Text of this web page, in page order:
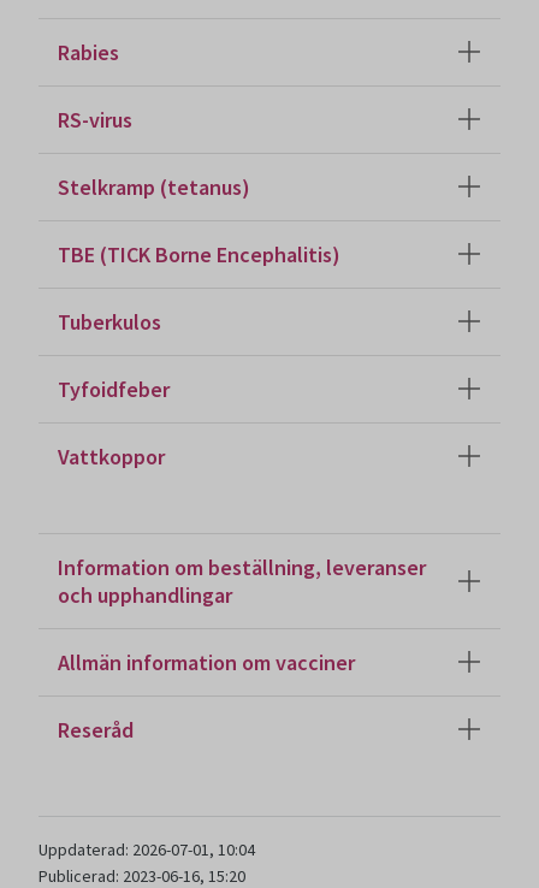
Rabies
RS-virus
Stelkramp (tetanus)
TBE (TICK Borne Encephalitis)
Tuberkulos
Tyfoidfeber
Vattkoppor
Information om beställning, leveranser
och upphandlingar
Allmän information om vacciner
Reseråd
Uppdaterad: 2026-07-01, 10:04
Publicerad: 2023-06-16, 15:20